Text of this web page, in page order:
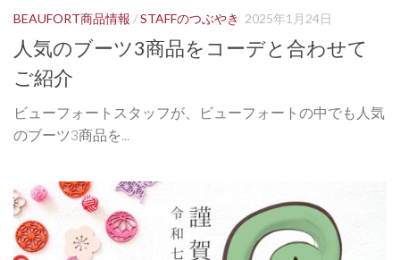
BEAUFORT商品情報 /STAFFのつぶやき 2025年1月24日
人気のブーツ3商品をコーデと合わせて
ご紹介
ビューフォートスタッフが、ビューフォートの中でも人気
のブーツ3商品を...